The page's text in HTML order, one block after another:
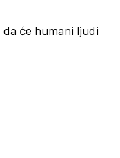
da će humani ljudi